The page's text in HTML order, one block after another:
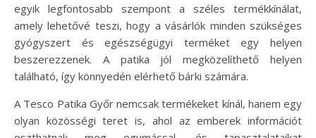
egyik legfontosabb szempont a széles termékkínálat,
amely lehetővé teszi, hogy a vásárlók minden szükséges
gyógyszert és egészségügyi terméket egy helyen
beszerezzenek. A patika jól megközelíthető helyen
található, így könnyedén elérhető bárki számára.
A Tesco Patika Győr nemcsak termékeket kínál, hanem egy
olyan közösségi teret is, ahol az emberek információt